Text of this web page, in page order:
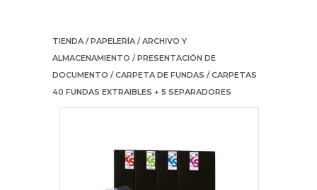
TIENDA /PAPELERÍA /ARCHIVO Y
ALMACENAMIENTO /PRESENTACIÓN DE
DOCUMENTO /CARPETA DE FUNDAS / CARPETAS
40 FUNDAS EXTRAIBLES + 5 SEPARADORES